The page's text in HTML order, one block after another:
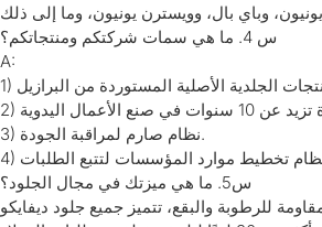
س 4. ما هي سمات شركتكم ومنتجاتكم؟
A:
3) نظام صارم لمراقبة الجودة.
س5. ما هي ميزتك في مجال الجلود؟
للرطوبة والبقع، تتميز جميع جلود ديفايكو